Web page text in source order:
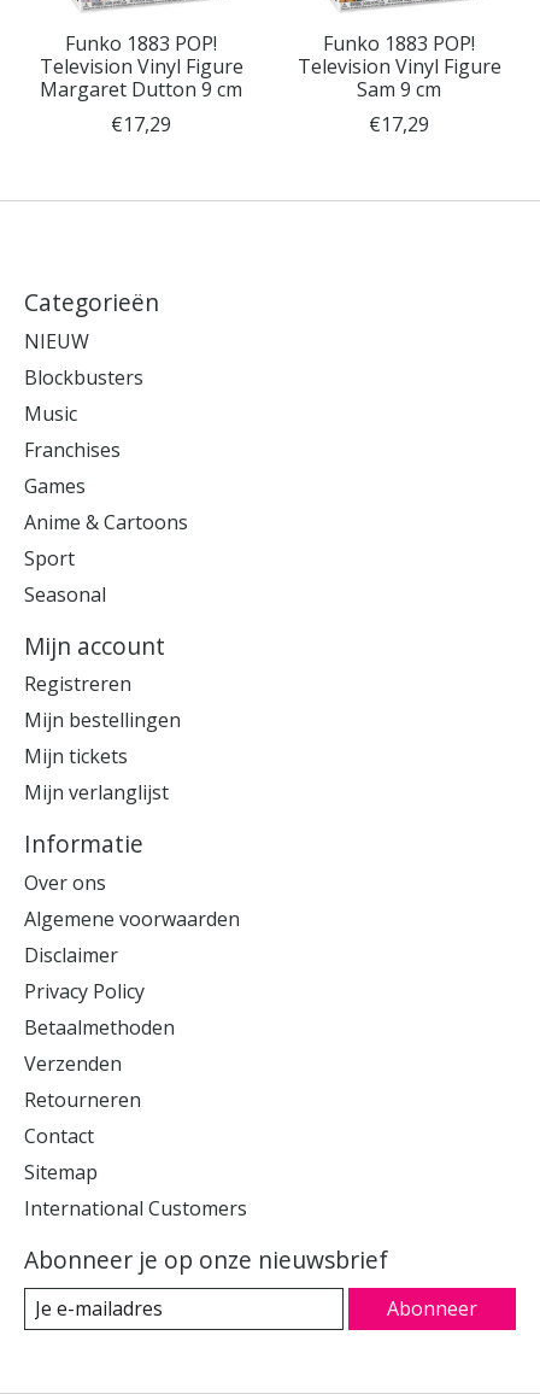
Funko 1883 POP!
Television Vinyl Figure
Margaret Dutton 9 cm
€17,29
Funko 1883 POP!
Television Vinyl Figure
Sam 9 cm
€17,29
Categorieën
NIEUW
Blockbusters
Music
Franchises
Games
Anime & Cartoons
Sport
Seasonal
Mijn account
Registreren
Mijn bestellingen
Mijn tickets
Mijn verlanglijst
Informatie
Over ons
Algemene voorwaarden
Disclaimer
Privacy Policy
Betaalmethoden
Verzenden
Retourneren
Contact
Sitemap
International Customers
Abonneer je op onze nieuwsbrief
Abonneer